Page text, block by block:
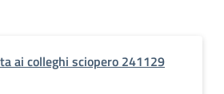
ai colleghi sciopero 241129